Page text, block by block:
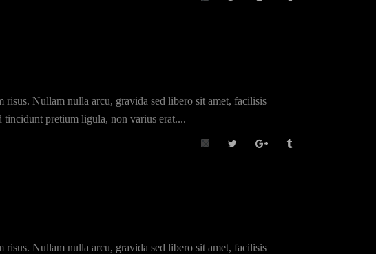
Nullam nulla arcu, gravida sed libero sit amet, facilisis
pretium ligula, non varius erat....
Nullam nulla arcu, gravida sed libero sit amet, facilisis